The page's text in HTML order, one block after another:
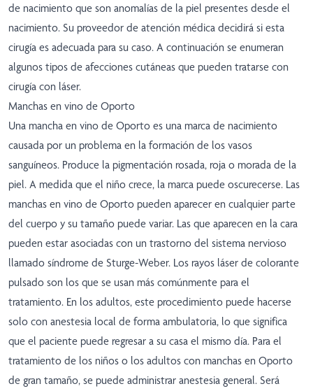
de nacimiento que son anomalías de la piel presentes desde el
nacimiento. Su proveedor de atención médica decidirá si esta
cirugía es adecuada para su caso. A continuación se enumeran
algunos tipos de afecciones cutáneas que pueden tratarse con
cirugía con láser.
Manchas en vino de Oporto
Una mancha en vino de Oporto es una marca de nacimiento
causada por un problema en la formación de los vasos
sanguíneos. Produce la pigmentación rosada, roja o morada de la
piel. A medida que el niño crece, la marca puede oscurecerse. Las
manchas en vino de Oporto pueden aparecer en cualquier parte
del cuerpo y su tamaño puede variar. Las que aparecen en la cara
pueden estar asociadas con un trastorno del sistema nervioso
llamado síndrome de Sturge-Weber. Los rayos láser de colorante
pulsado son los que se usan más comúnmente para el
tratamiento. En los adultos, este procedimiento puede hacerse
solo con anestesia local de forma ambulatoria, lo que significa
que el paciente puede regresar a su casa el mismo día. Para el
tratamiento de los niños o los adultos con manchas en Oporto
de gran tamaño, se puede administrar anestesia general. Será